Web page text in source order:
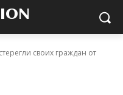
своих граждан от